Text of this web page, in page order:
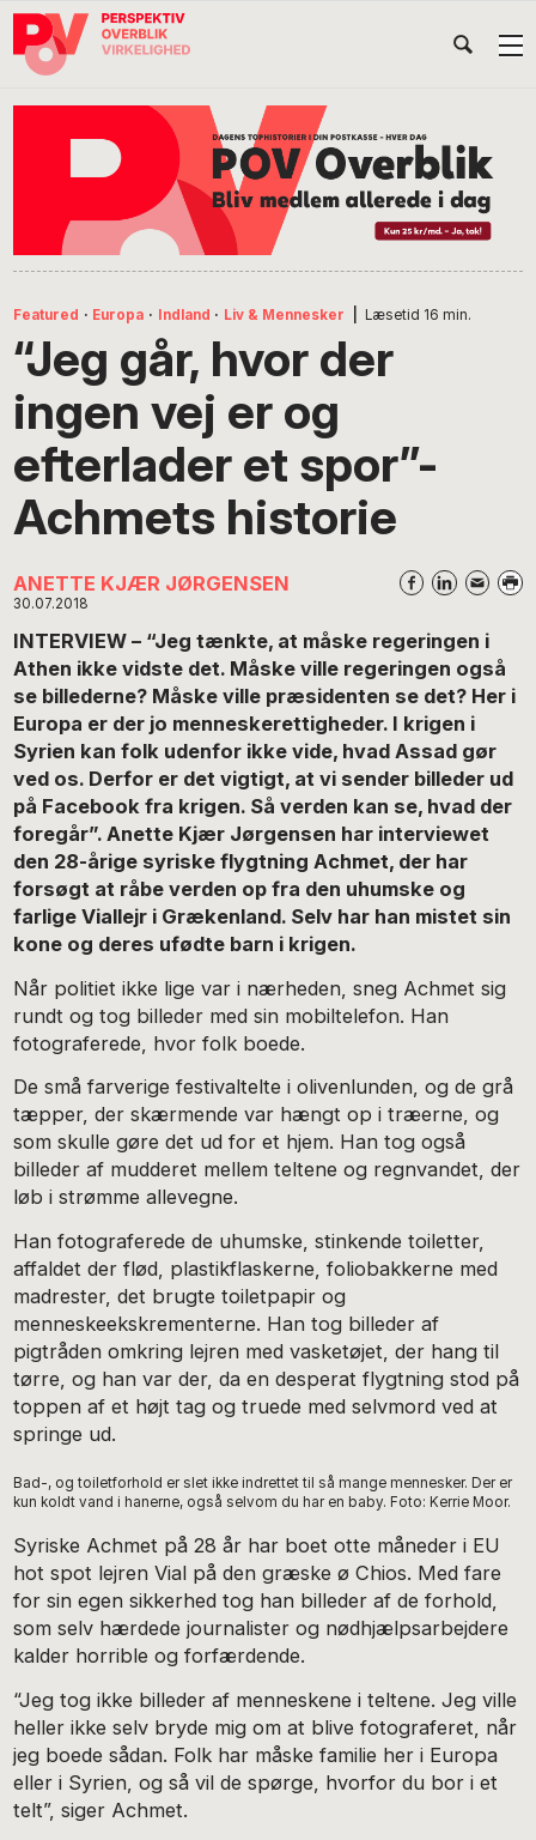
Gå
direkte
Skip
indhold
Gå
direkte
Featured · Europa · Indland · Liv & Mennesker Læsetid 16 min.
“Jeg går, hvor der
ingen vej er og
efterlader et spor”-
Achmets historie
ANETTE KJÆR JØRGENSEN
30.07.2018
INTERVIEW – “Jeg tænkte, at måske regeringen i
Athen ikke vidste det. Måske ville regeringen også
se billederne? Måske ville præsidenten se det? Her i
Europa er der jo menneskerettigheder. I krigen i
Syrien kan folk udenfor ikke vide, hvad Assad gør
ved os. Derfor er det vigtigt, at vi sender billeder ud
på Facebook fra krigen. Så verden kan se, hvad der
foregår”. Anette Kjær Jørgensen har interviewet
den 28-årige syriske flygtning Achmet, der har
forsøgt at råbe verden op fra den uhumske og
farlige Viallejr i Grækenland. Selv har han mistet sin
kone og deres ufødte barn i krigen.
Når politiet ikke lige var i nærheden, sneg Achmet sig
rundt og tog billeder med sin mobiltelefon. Han
fotograferede, hvor folk boede.
De små farverige festivaltelte i olivenlunden, og de grå
tæpper, der skærmende var hængt op i træerne, og
som skulle gøre det ud for et hjem. Han tog også
billeder af mudderet mellem teltene og regnvandet, der
løb i strømme allevegne.
Han fotograferede de uhumske, stinkende toiletter,
affaldet der flød, plastikflaskerne, foliobakkerne med
madrester, det brugte toiletpapir og
menneskeekskrementerne. Han tog billeder af
pigtråden omkring lejren med vasketøjet, der hang til
tørre, og han var der, da en desperat flygtning stod på
toppen af et højt tag og truede med selvmord ved at
springe ud.
Bad-, og toiletforhold er slet ikke indrettet til så mange mennesker. Der er
kun koldt vand i hanerne, også selvom du har en baby. Foto: Kerrie Moor.
Syriske Achmet på 28 år har boet otte måneder i EU
hot spot lejren Vial på den græske ø Chios. Med fare
for sin egen sikkerhed tog han billeder af de forhold,
som selv hærdede journalister og nødhjælpsarbejdere
kalder horrible og forfærdende.
“Jeg tog ikke billeder af menneskene i teltene. Jeg ville
heller ikke selv bryde mig om at blive fotograferet, når
jeg boede sådan. Folk har måske familie her i Europa
eller i Syrien, og så vil de spørge, hvorfor du bor i et
telt”, siger Achmet.